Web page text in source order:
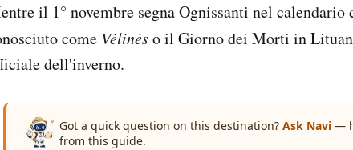
il 1° novembre segna Ognissanti nel
come Vėlinėso il Giorno dei Morti in
dell'inverno.
Got a quick question on this destination? Ask Navi —
from this guide.